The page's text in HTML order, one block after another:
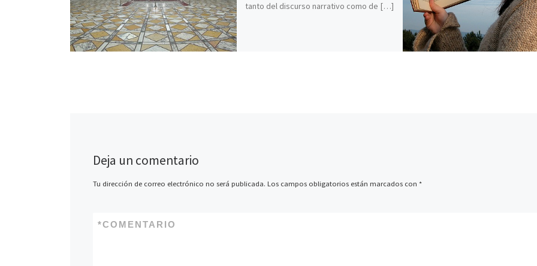
tanto del discurso narrativo como de […]
Deja un comentario
Tu dirección de correo electrónico no será publicada. Los campos obligatorios están marcados con *
COMENTARIO
*